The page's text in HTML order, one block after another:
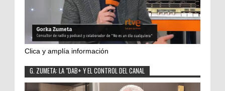
Clica y amplía información
G. ZUMETA: LA "DAB+ Y EL CONTROL DEL CANAL